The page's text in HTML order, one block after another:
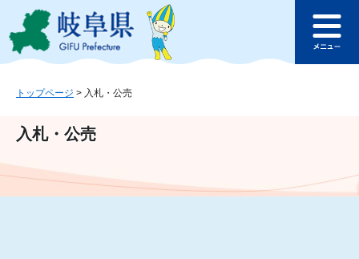
ジ
ュ
文
このページの本文へ
ュ
トップページ > 入札・公売
入札・公売